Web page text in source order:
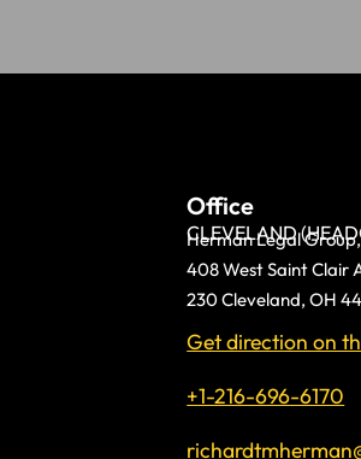
Office
CLEVELAND
Herman Legal
408 West Saint Clair
230 Cleveland, OH
Get direction on
+1-216-696-6170